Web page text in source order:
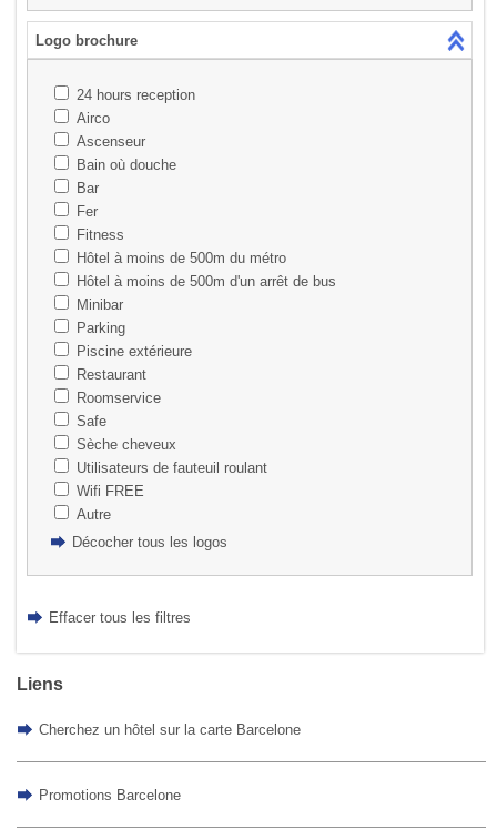
Logo brochure
24 hours reception
Airco
Ascenseur
Bain où douche
Bar
Fer
Fitness
Hôtel à moins de 500m du métro
Hôtel à moins de 500m d'un arrêt de bus
Minibar
Parking
Piscine extérieure
Restaurant
Roomservice
Safe
Sèche cheveux
Utilisateurs de fauteuil roulant
Wifi FREE
Autre
Décocher tous les logos
Effacer tous les filtres
Liens
Cherchez un hôtel sur la carte Barcelone
Promotions Barcelone